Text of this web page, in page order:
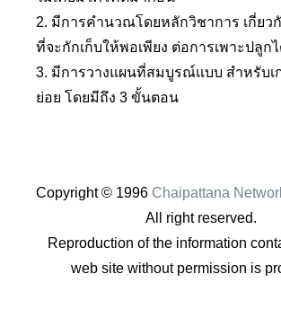
2. มีการคำนวณโดยหลักวิชาการ เกี่ย
ที่จะกักเก็บให้พอเพียง ต่อการเพาะปลูก
3. มีการวางแผนที่สมบูรณ์แบบ สำหรับเ
ย่อย โดยมีถึง 3 ขั้นตอน
Copyright © 1996 Chaipattana
All right reserved.
Reproduction of the information
web site without permission is